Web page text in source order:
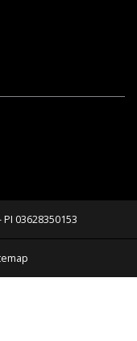
03628350153